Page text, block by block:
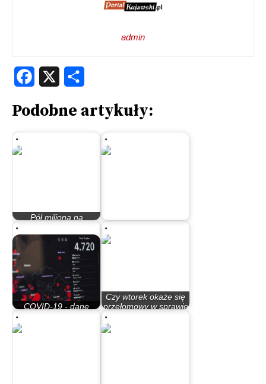
admin
Facebook
Podobne artykuły:
Pół miliona na
Raport z buntu w MZK
COVID-19 - dane
Czy wtorek okaże się
przełomowy w sprawie